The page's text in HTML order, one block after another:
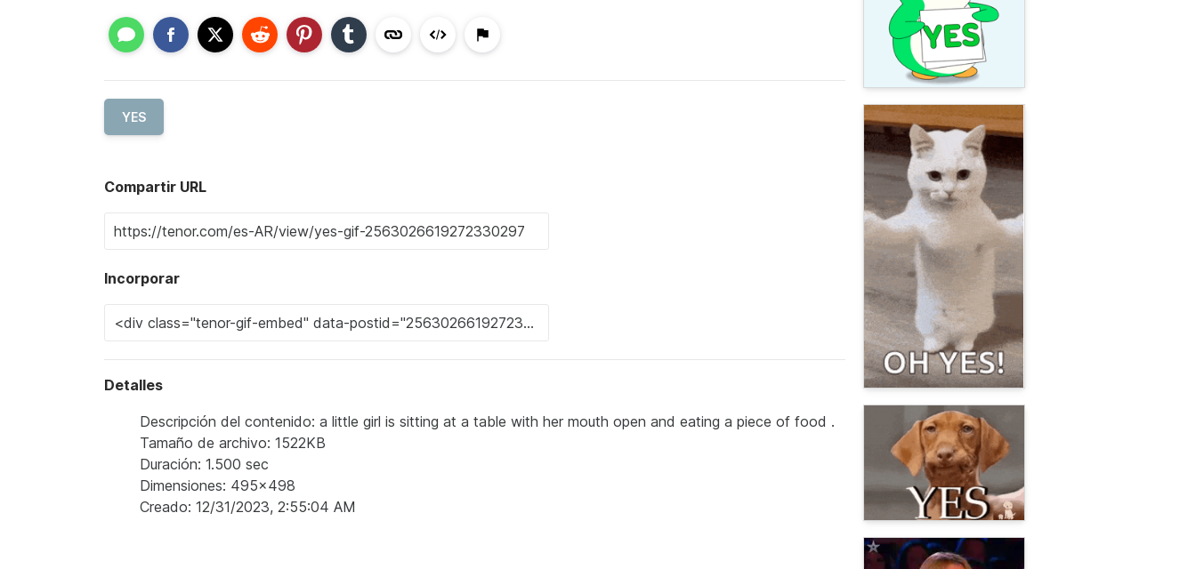
YES
Compartir URL
Incorporar
Detalles
Descripción del contenido: a little girl is sitting at a table with her mouth open and eating a piece of food .
Tamaño de archivo: 1522KB
Duración: 1.500 sec
Dimensiones: 495x498
Creado: 12/31/2023, 2:55:04 AM